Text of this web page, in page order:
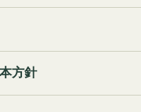
方針